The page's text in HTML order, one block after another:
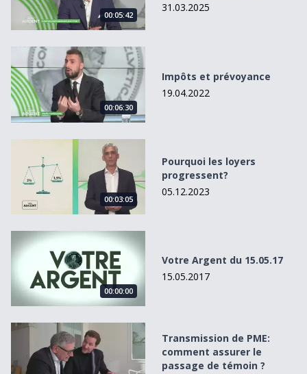
00:05:42
31.03.2025
Impôts et prévoyance
00:06:30
Impôts et prévoyance
19.04.2022
Pourquoi les loyers progressent?
00:03:05
Pourquoi les loyers
progressent?
05.12.2023
Votre Argent du 15.05.17
00:00:00
Votre Argent du 15.05.17
15.05.2017
Transmission de PME: comment assurer le passage de
Transmission de PME:
comment assurer le
passage de témoin ?